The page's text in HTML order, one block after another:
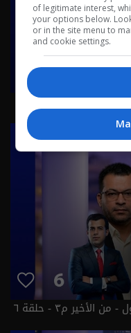
الدقائق - من الأخير
مهلة ترامب تفتح الحـ.رب على المجهول - من الأخير م٣ - حلقة ٦
of legitimate interest,
your options below.
or in the site menu to
and cookie settings.